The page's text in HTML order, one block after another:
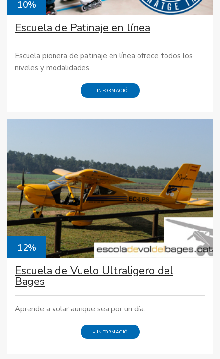
10%
Escuela de Patinaje en línea
Escuela pionera de patinaje en línea ofrece todos los
niveles y modalidades.
+ INFORMACIÓ
12%
Escuela de Vuelo Ultraligero del
Bages
Aprende a volar aunque sea por un día.
+ INFORMACIÓ